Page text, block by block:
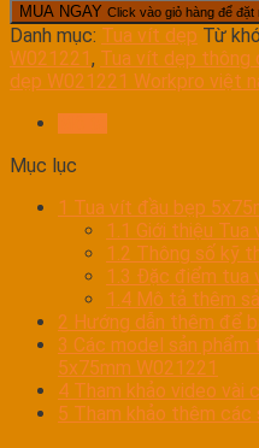
MUA NGAY Click vào giỏ hàng để đặt
Danh mục: Tua vít dẹp Từ
W021221, Tua vít dẹp thông
dẹp W021221 Workpro việt
Mục lục
1 Tua vít đầu bẹp
1.1 Giới thiệu
1.2 Thông số kỹ
1.3 Đặc điểm tua
1.4 Mô tả thêm
2 Hướng dẫn thêm để
3 Các model sản
5x75mm W021221
4 Tham khảo video vài
5 Tham khảo thêm các